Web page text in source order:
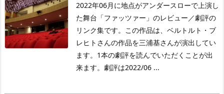
2022年06月に地点がアンダースローで上演し
た舞台「ファッツァー」のレビュー／劇評の
リンク集です。この作品は、ベルトルト・ブ
レヒトさんの作品を三浦基さんが演出してい
ます。1本の劇評を読んでいただくことが出
来ます。劇評は2022/06 ...